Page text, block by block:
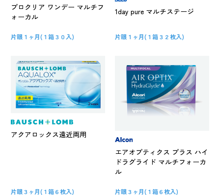
プロクリア ワンデー マルチフ
ォーカル
片眼１ヶ月(１箱３０入)
1day pure マルチステージ
片眼１ヶ月(１箱３２枚入)
アクアロックス遠近両用
片眼３ヶ月(１箱６枚入)
エアオプティクス プラス ハイ
ドラグライド マルチフォーカ
ル
片眼３ヶ月(１箱６枚入)